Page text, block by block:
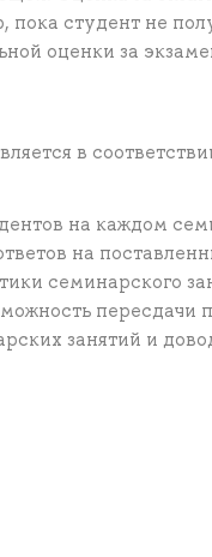
пока студент не
оценки за
в
на каждом
на
семинарского
пересдачи
занятий и